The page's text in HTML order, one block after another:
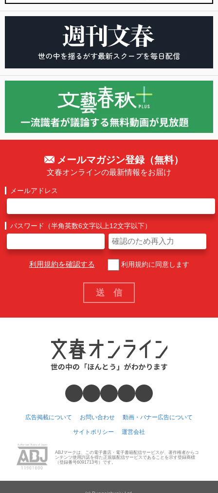
メールマガジン登録（無料）
文春オンラインの最新情報をお届け
メールアドレス
パスワード（半角英数6文字以上12文字以下）
利用規約を確認する 利用規約に同意します
広告掲載について お問い合わせ 動画・バナー広告について
サイトポリシー 運営会社
ABJマークは、この電子書店・電子書籍配信サービスが、著作権者からコ
ンテンツ使用許諾を得た正規版配信サービスであることを示す登録商標
（登録番号6091713号）です。